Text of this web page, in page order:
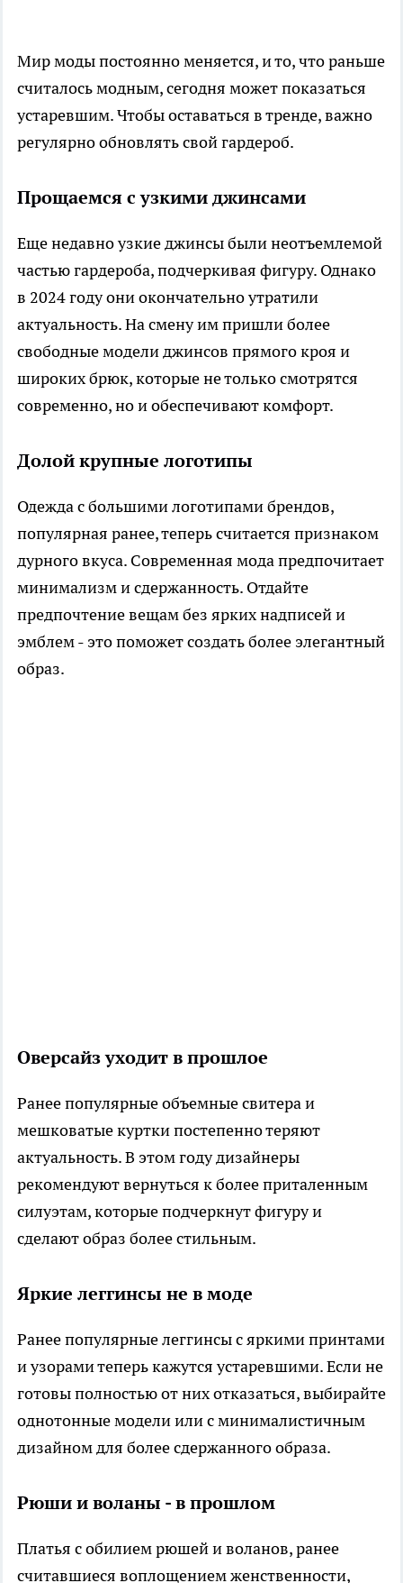
Мир моды постоянно меняется, и то, что раньше
считалось модным, сегодня может показаться
устаревшим. Чтобы оставаться в тренде, важно
регулярно обновлять свой гардероб.
Прощаемся с узкими джинсами
Еще недавно узкие джинсы были неотъемлемой
частью гардероба, подчеркивая фигуру. Однако
в 2024 году они окончательно утратили
актуальность. На смену им пришли более
свободные модели джинсов прямого кроя и
широких брюк, которые не только смотрятся
современно, но и обеспечивают комфорт.
Долой крупные логотипы
Одежда с большими логотипами брендов,
популярная ранее, теперь считается признаком
дурного вкуса. Современная мода предпочитает
минимализм и сдержанность. Отдайте
предпочтение вещам без ярких надписей и
эмблем - это поможет создать более элегантный
образ.
Оверсайз уходит в прошлое
Ранее популярные объемные свитера и
мешковатые куртки постепенно теряют
актуальность. В этом году дизайнеры
рекомендуют вернуться к более приталенным
силуэтам, которые подчеркнут фигуру и
сделают образ более стильным.
Яркие леггинсы не в моде
Ранее популярные леггинсы с яркими принтами
и узорами теперь кажутся устаревшими. Если не
готовы полностью от них отказаться, выбирайте
однотонные модели или с минималистичным
дизайном для более сдержанного образа.
Рюши и воланы - в прошлом
Платья с обилием рюшей и воланов, ранее
считавшиеся воплощением женственности,